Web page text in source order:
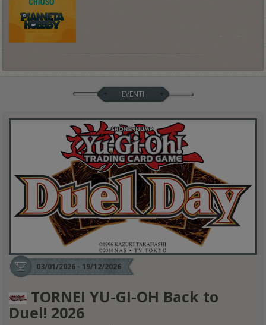
EVENTI
03/01/2026 - 19/12/2026
TORNEI YU-GI-OH Back to
Duel! 2026